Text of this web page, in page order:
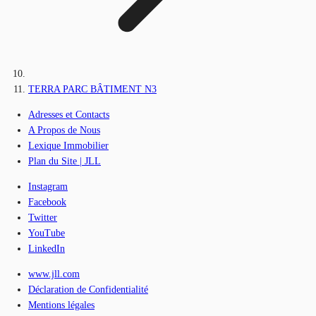
TERRA PARC BÂTIMENT N3
Adresses et Contacts
A Propos de Nous
Lexique Immobilier
Plan du Site | JLL
Instagram
Facebook
Twitter
YouTube
LinkedIn
www.jll.com
Déclaration de Confidentialité
Mentions légales